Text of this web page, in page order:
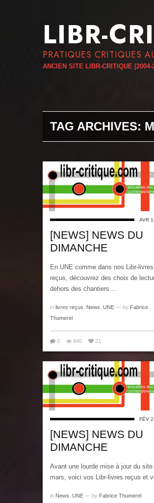
LIBR-
PRATIQUES CRITIQUES
ANCIEN SITE LIBR-CRITIQUE [2004-
TAG ARCHIVES:
AVR
[NEWS] NEWS DU
DIMANCHE
En UNE comme dans nos Libr-livres
reçus, découvrez des choix de
dehors des chantiers ...
in livres reçus News UNE — by Fabrice
Thumerel
0 840 21
FÉV
[NEWS] NEWS DU
DIMANCHE
Avant une lourde mise à jour du site
mars, voici vos Libr-livres reçus et
in News, UNE — by Fabrice Thumerel